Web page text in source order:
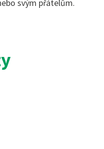
svým přátelům.